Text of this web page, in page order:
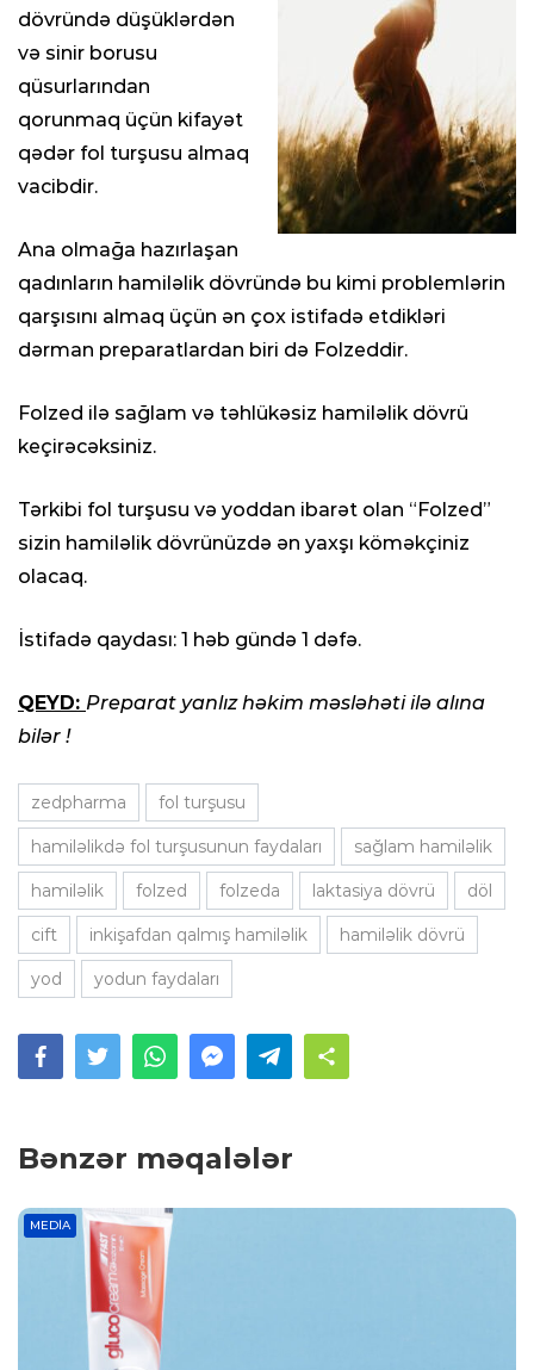
dövründə düşüklərdən
və sinir borusu
qüsurlarından
qorunmaq üçün kifayət
qədər fol turşusu almaq
vacibdir.
Ana olmağa hazırlaşan
qadınların hamiləlik dövründə bu kimi problemlərin
qarşısını almaq üçün ən çox istifadə etdikləri
dərman preparatlardan biri də Folzeddir.
Folzed ilə sağlam və təhlükəsiz hamiləlik dövrü
keçirəcəksiniz.
Tərkibi fol turşusu və yoddan ibarət olan “Folzed”
sizin hamiləlik dövrünüzdə ən yaxşı köməkçiniz
olacaq.
İstifadə qaydası: 1 həb gündə 1 dəfə.
QEYD: Preparat yanlız həkim məsləhəti ilə alına
bilər !
zedpharma fol turşusu
hamiləlikdə fol turşusunun faydaları sağlam hamiləlik
hamiləlik folzed folzeda laktasiya dövrü döl
cift inkişafdan qalmış hamiləlik hamiləlik dövrü
yod yodun faydaları
Bənzər məqalələr
MEDIA